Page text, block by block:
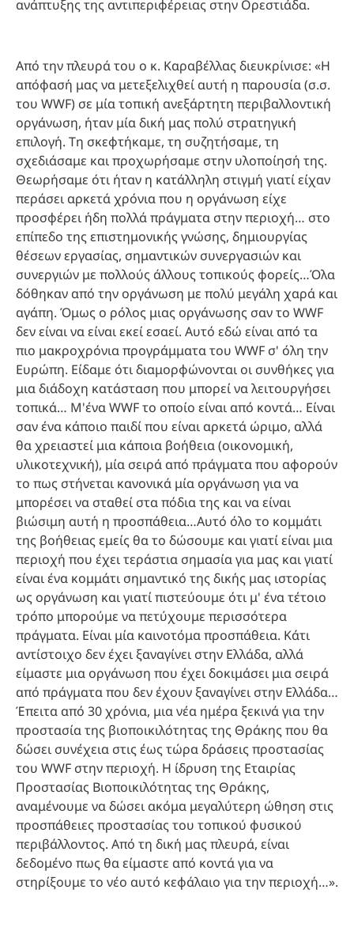
ανάπτυξης της αντιπεριφέρειας στην Ορεστιάδα.
Από την πλευρά του ο κ. Καραβέλλας διευκρίνισε: «Η
απόφασή μας να μετεξελιχθεί αυτή η παρουσία (σ.σ.
του WWF) σε μία τοπική ανεξάρτητη περιβαλλοντική
οργάνωση, ήταν μία δική μας πολύ στρατηγική
επιλογή. Τη σκεφτήκαμε, τη συζητήσαμε, τη
σχεδιάσαμε και προχωρήσαμε στην υλοποίησή της.
Θεωρήσαμε ότι ήταν η κατάλληλη στιγμή γιατί είχαν
περάσει αρκετά χρόνια που η οργάνωση είχε
προσφέρει ήδη πολλά πράγματα στην περιοχή… στο
επίπεδο της επιστημονικής γνώσης, δημιουργίας
θέσεων εργασίας, σημαντικών συνεργασιών και
συνεργιών με πολλούς άλλους τοπικούς φορείς…Όλα
δόθηκαν από την οργάνωση με πολύ μεγάλη χαρά και
αγάπη. Όμως ο ρόλος μιας οργάνωσης σαν το WWF
δεν είναι να είναι εκεί εσαεί. Αυτό εδώ είναι από τα
πιο μακροχρόνια προγράμματα του WWF σ' όλη την
Ευρώπη. Είδαμε ότι διαμορφώνονται οι συνθήκες για
μια διάδοχη κατάσταση που μπορεί να λειτουργήσει
τοπικά… Μ'ένα WWF το οποίο είναι από κοντά… Είναι
σαν ένα κάποιο παιδί που είναι αρκετά ώριμο, αλλά
θα χρειαστεί μια κάποια βοήθεια (οικονομική,
υλικοτεχνική), μία σειρά από πράγματα που αφορούν
το πως στήνεται κανονικά μία οργάνωση για να
μπορέσει να σταθεί στα πόδια της και να είναι
βιώσιμη αυτή η προσπάθεια…Αυτό όλο το κομμάτι
της βοήθειας εμείς θα το δώσουμε και γιατί είναι μια
περιοχή που έχει τεράστια σημασία για μας και γιατί
είναι ένα κομμάτι σημαντικό της δικής μας ιστορίας
ως οργάνωση και γιατί πιστεύουμε ότι μ' ένα τέτοιο
τρόπο μπορούμε να πετύχουμε περισσότερα
πράγματα. Είναι μία καινοτόμα προσπάθεια. Κάτι
αντίστοιχο δεν έχει ξαναγίνει στην Ελλάδα, αλλά
είμαστε μια οργάνωση που έχει δοκιμάσει μια σειρά
από πράγματα που δεν έχουν ξαναγίνει στην Ελλάδα…
Έπειτα από 30 χρόνια, μια νέα ημέρα ξεκινά για την
προστασία της βιοποικιλότητας της Θράκης που θα
δώσει συνέχεια στις έως τώρα δράσεις προστασίας
του WWF στην περιοχή. Η ίδρυση της Εταιρίας
Προστασίας Βιοποικιλότητας της Θράκης,
αναμένουμε να δώσει ακόμα μεγαλύτερη ώθηση στις
προσπάθειες προστασίας του τοπικού φυσικού
περιβάλλοντος. Από τη δική μας πλευρά, είναι
δεδομένο πως θα είμαστε από κοντά για να
στηρίξουμε το νέο αυτό κεφάλαιο για την περιοχή…».